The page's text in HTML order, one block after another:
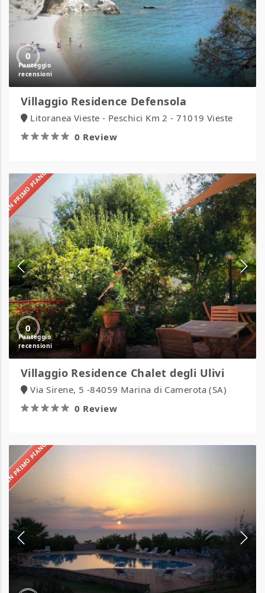
0
Villaggio Residence Defensola
Litoranea Vieste - Peschici Km 2 - 71019 Vieste
0 Review
IN PRIMO PIANO
0
Villaggio
Residence
Chalet
degli
Ulivi
Villaggio Residence Chalet degli Ulivi
Via Sirene, 5 -84059 Marina di Camerota (SA)
0 Review
IN PRIMO PIANO